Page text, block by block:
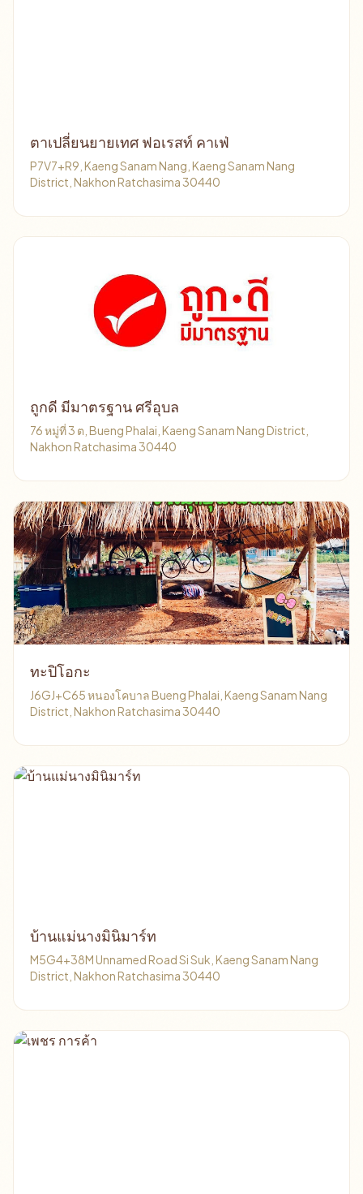
ตาเปลี่ยนยายเทศ ฟอเรสท์ คาเฟ่
P7V7+R9, Kaeng Sanam Nang, Kaeng Sanam Nang
District, Nakhon Ratchasima 30440
ถูกดี มีมาตรฐาน ศรีอุบล
76 หมู่ที่ 3 ต, Bueng Phalai, Kaeng Sanam Nang District,
Nakhon Ratchasima 30440
ทะปิโอกะ
J6GJ+C65 หนองโคบาล Bueng Phalai, Kaeng Sanam Nang
District, Nakhon Ratchasima 30440
บ้านแม่นางมินิมาร์ท
M5G4+38M Unnamed Road Si Suk, Kaeng Sanam Nang
District, Nakhon Ratchasima 30440